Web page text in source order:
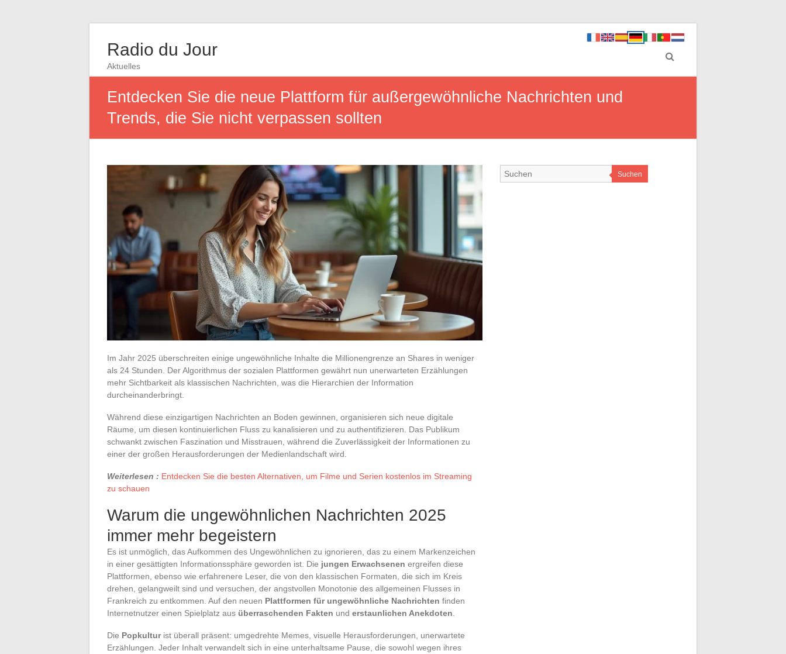
Radio du Jour
Aktuelles
Entdecken Sie die neue Plattform für außergewöhnliche Nachrichten und
Trends, die Sie nicht verpassen sollten
Im Jahr 2025 überschreiten einige ungewöhnliche Inhalte die Millionengrenze an Shares in weniger
als 24 Stunden. Der Algorithmus der sozialen Plattformen gewährt nun unerwarteten Erzählungen
mehr Sichtbarkeit als klassischen Nachrichten, was die Hierarchien der Information
durcheinanderbringt.
Während diese einzigartigen Nachrichten an Boden gewinnen, organisieren sich neue digitale
Räume, um diesen kontinuierlichen Fluss zu kanalisieren und zu authentifizieren. Das Publikum
schwankt zwischen Faszination und Misstrauen, während die Zuverlässigkeit der Informationen zu
einer der großen Herausforderungen der Medienlandschaft wird.
Weiterlesen : Entdecken Sie die besten Alternativen, um Filme und Serien kostenlos im Streaming
zu schauen
Warum die ungewöhnlichen Nachrichten 2025
immer mehr begeistern
Es ist unmöglich, das Aufkommen des Ungewöhnlichen zu ignorieren, das zu einem Markenzeichen
in einer gesättigten Informationssphäre geworden ist. Die jungen Erwachsenen ergreifen diese
Plattformen, ebenso wie erfahrenere Leser, die von den klassischen Formaten, die sich im Kreis
drehen, gelangweilt sind und versuchen, der angstvollen Monotonie des allgemeinen Flusses in
Frankreich zu entkommen. Auf den neuen Plattformen für ungewöhnliche Nachrichten finden
Internetnutzer einen Spielplatz aus überraschenden Fakten und erstaunlichen Anekdoten
Die Popkulturist überall präsent: umgedrehte Memes, visuelle Herausforderungen, unerwartete
Erzählungen. Jeder Inhalt verwandelt sich in eine unterhaltsame Pause, die sowohl wegen ihres
Suchen